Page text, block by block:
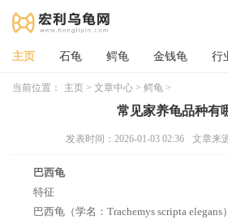
主页 石龟 鳄龟 金钱龟 行
当前位置： 主页 > 文章中心 > 鳄龟 >
常见家养龟品种有
发表时间：2026-01-03 02:36 文章来
巴西龟
特征
巴西龟（学名：Trachemys scripta